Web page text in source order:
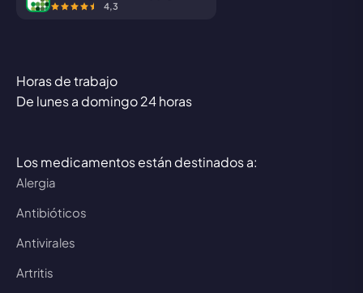
4,3
Horas de trabajo
De lunes a domingo 24 horas
Los medicamentos están destinados a:
Alergia
Antibióticos
Antivirales
Artritis